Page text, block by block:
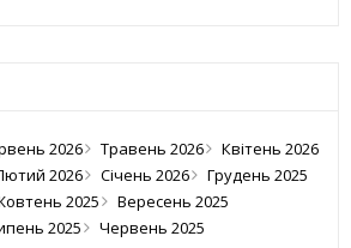
2026 Травень 2026
Квітень 2026
2026 Січень 2026
Грудень 2025
2025
Вересень 2025
2025
Червень 2025